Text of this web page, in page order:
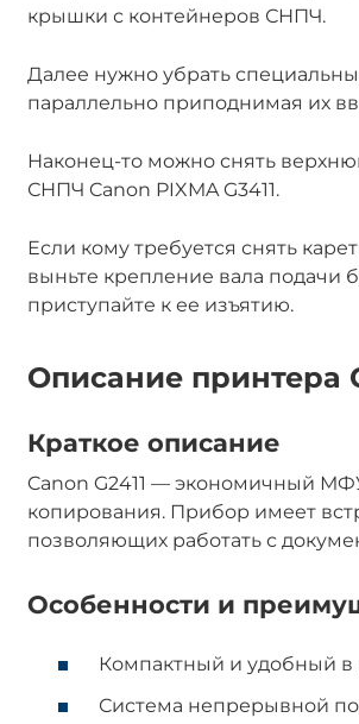
крышки с контейнеров СНПЧ.
Далее нужно убрать
параллельно приподнимая их
Наконец-то можно снять
СНПЧ Canon PIXMA G3411.
Если кому требуется снять
выньте крепление вала подачи
приступайте к ее изъятию.
Описание принтера
Краткое описание
Canon G2411 — экономичный
копирования. Прибор имеет
позволяющих работать с
Особенности и
Компактный и удобный в
Система непрерывной